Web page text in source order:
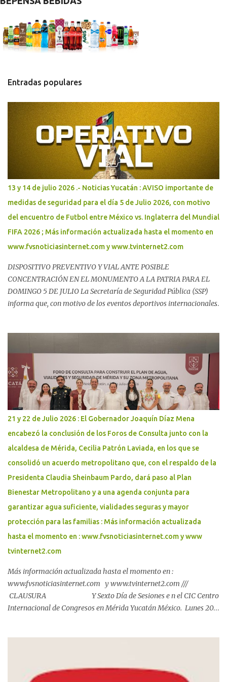
t
a
r
i
s
Entradas populares
13 y 14 de julio 2026 .- Noticias Yucatán : AVISO importante de
medidas de seguridad para el día 5 de Julio 2026, con motivo
del encuentro de Futbol entre México vs. Inglaterra del Mundial
FIFA 2026 ; Más información actualizada hasta el momento en
www.fvsnoticiasinternet.com y www.tvinternet2.com
DISPOSITIVO PREVENTIVO Y VIAL ANTE POSIBLE
CONCENTRACIÓN EN EL MONUMENTO A LA PATRIA PARA EL
DOMINGO 5 DE JULIO La Secretaría de Seguridad Pública (SSP)
informa que, con motivo de los eventos deportivos internacionales
preventivo y vial en la zona del Monumento a la Patria. El objetivo
es ordenar la movilidad, proteger la integridad de las personas
asistentes y prevenir situaciones de riesgo, especialmente ante la
posible presencia de niñas, niños, adolescentes y personas adultas
mayores. Como parte del dispositivo, se realizarán cierres viales en
los siguientes puntos: - Paseo de Montejo por avenida Pérez Ponce,
a la altura de Walmart. - Calle 58-A, avenida Carlos Torre Repetto,
por avenida Cupules. - Prolongación Montejo por calle 21, a la
altura de la Ford. - Calle 60 por avenida del Deportista, a la altura
del Estadio Salvador Alvarado. - Avenida Ró...
21 y 22 de Julio 2026 : El Gobernador Joaquín Díaz Mena
encabezó la conclusión de los Foros de Consulta junto con la
alcaldesa de Mérida, Cecilia Patrón Laviada, en los que se
consolidó un acuerdo metropolitano que, con el respaldo de la
Presidenta Claudia Sheinbaum Pardo, dará paso al Plan
Bienestar Metropolitano y a una agenda conjunta para
garantizar agua suficiente, vialidades seguras y mayor
protección para las familias : Más información actualizada
hasta el momento en : www.fvsnoticiasinternet.com y www
tvinternet2.com
Más información actualizada hasta el momento en :
www.fvsnoticiasinternet.com y www.tvinternet2.com ///
CLAUSURA Y Sexto Día de Sesiones e n el CIC Centro
Internacional de Congresos en Mérida Yucatán México. Lunes 20
Laviada, en los que se consolidó un acuerdo metropolitano que,